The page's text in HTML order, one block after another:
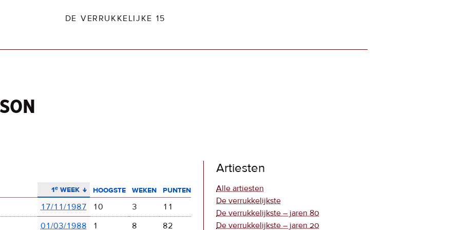
DE VERRUKKELIJKE 15
1ᵉ week
aflopend sorteren hoogste weken
punten
17/11/1987 10 3
11
01/03/1988 1 8 82
Artiesten
Alle artiesten
De verrukkelijkste
De verrukkelijkste – jaren 80
De verrukkelijkste – jaren 20